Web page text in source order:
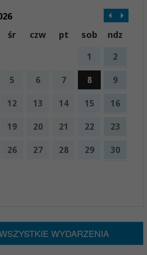
śr czw pt sob ndz
1 2
5 6 7 8 9
12 13 14 15 16
19 20 21 22 23
26 27 28 29 30
WYDARZENIA